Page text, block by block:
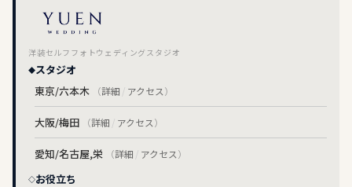
洋装セルフフォトウェディングスタジオ
スタジオ
東京/六本木
（詳細 / アクセス）
大阪/梅田 （詳細 / アクセス）
愛知/名古屋,栄 （詳細 / アクセス）
お役立ち